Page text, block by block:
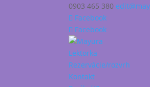
0903 465 380
Facebook
Facebook
Lektorka
Rezervácie/rozvrh
Kontakt